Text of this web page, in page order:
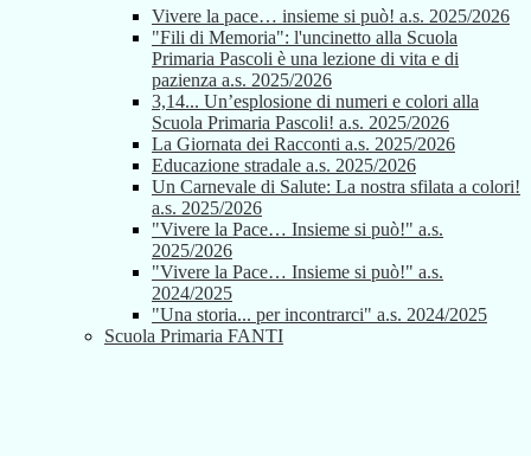
Vivere la pace… insieme si può! a.s. 2025/2026
"Fili di Memoria": l'uncinetto alla Scuola
Primaria Pascoli è una lezione di vita e di
pazienza a.s. 2025/2026
3,14... Un’esplosione di numeri e colori alla
Scuola Primaria Pascoli! a.s. 2025/2026
La Giornata dei Racconti a.s. 2025/2026
Educazione stradale a.s. 2025/2026
Un Carnevale di Salute: La nostra sfilata a colori!
a.s. 2025/2026
"Vivere la Pace… Insieme si può!" a.s.
2025/2026
"Vivere la Pace… Insieme si può!" a.s.
2024/2025
"Una storia... per incontrarci" a.s. 2024/2025
Scuola Primaria FANTI